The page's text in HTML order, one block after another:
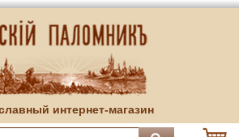
интернет-магазин